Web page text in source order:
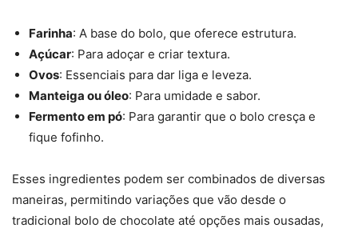
Farinha: A base do bolo, que oferece estrutura.
Açúcar: Para adoçar e criar textura.
Ovos: Essenciais para dar liga e leveza.
Manteiga ou óleo: Para umidade e sabor.
Fermento em pó: Para garantir que o bolo cresça e
fique fofinho.
Esses ingredientes podem ser combinados de diversas
maneiras, permitindo variações que vão desde o
tradicional bolo de chocolate até opções mais ousadas,